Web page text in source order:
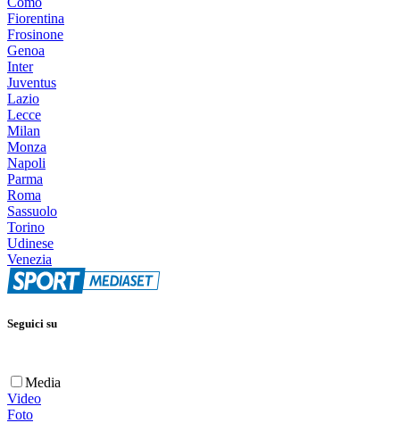
Fiorentina
Frosinone
Genoa
Inter
Juventus
Lazio
Lecce
Milan
Monza
Napoli
Parma
Roma
Sassuolo
Torino
Udinese
Venezia
Seguici su
Media
Video
Foto